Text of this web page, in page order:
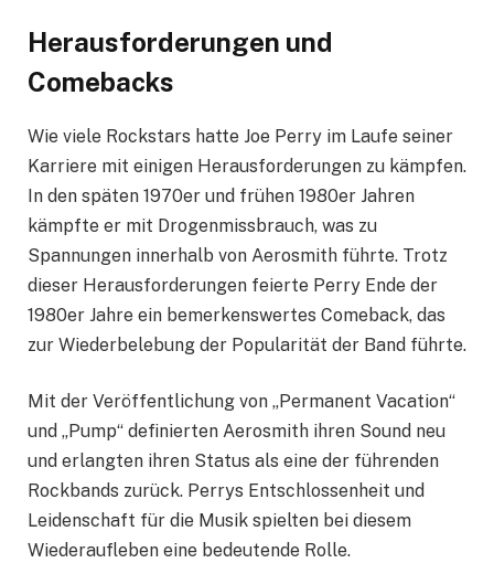
Herausforderungen und
Comebacks
Wie viele Rockstars hatte Joe Perry im Laufe seiner
Karriere mit einigen Herausforderungen zu kämpfen.
In den späten 1970er und frühen 1980er Jahren
kämpfte er mit Drogenmissbrauch, was zu
Spannungen innerhalb von Aerosmith führte. Trotz
dieser Herausforderungen feierte Perry Ende der
1980er Jahre ein bemerkenswertes Comeback, das
zur Wiederbelebung der Popularität der Band führte.
Mit der Veröffentlichung von „Permanent Vacation“
und „Pump“ definierten Aerosmith ihren Sound neu
und erlangten ihren Status als eine der führenden
Rockbands zurück. Perrys Entschlossenheit und
Leidenschaft für die Musik spielten bei diesem
Wiederaufleben eine bedeutende Rolle.